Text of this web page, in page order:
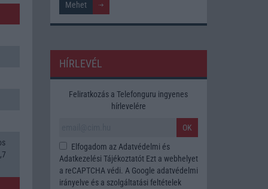
HÍRLEVÉL
Feliratkozás a Telefonguru ingyenes
hírlevelére
OK
Elfogadom az Adatvédelmi és
Adatkezelési TájékoztatótEzt a webhelyet
a reCAPTCHA védi. A Google adatvédelmi
irányelve és a szolgáltatási feltételek